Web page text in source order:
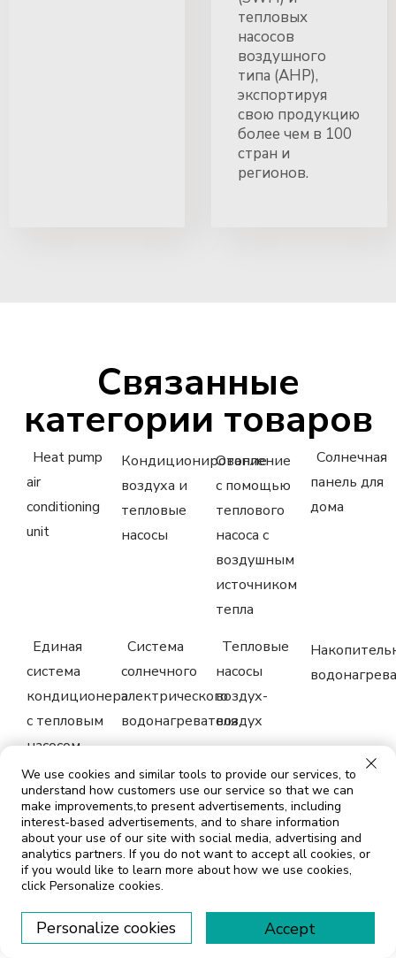
тепловых
насосов
воздушного
типа (AHP),
экспортируя
свою продукцию
более чем в 100
стран и
регионов.
Связанные
категории товаров
Heat pump
air
conditioning
unit
Кондиционирование
воздуха и
тепловые
насосы
Отопление
с помощью
теплового
насоса с
воздушным
источником
тепла
Солнечная
панель для
дома
Единая
система
кондиционера
с тепловым
насосом
Система
солнечного
электрического
водонагревателя
Тепловые
насосы
воздух-
воздух
Кондиционирование
воздуха и
тепловой
насос
Кондиционирование
воздуха
тепловыми
насосами
Горячая
вода в
расширительном
баке
Солнечный
нагрев
бассейна
We use cookies and similar tools to provide our services, to
understand how customers use our service so that we can
make improvements,to present advertisements, including
interest-based advertisements, and to share information
about your use of our site with social media, advertising and
analytics partners. If you do not want to accept all cookies, or
if you would like to learn more about how we use cookies,
click Personalize cookies.
Personalize cookies Accept